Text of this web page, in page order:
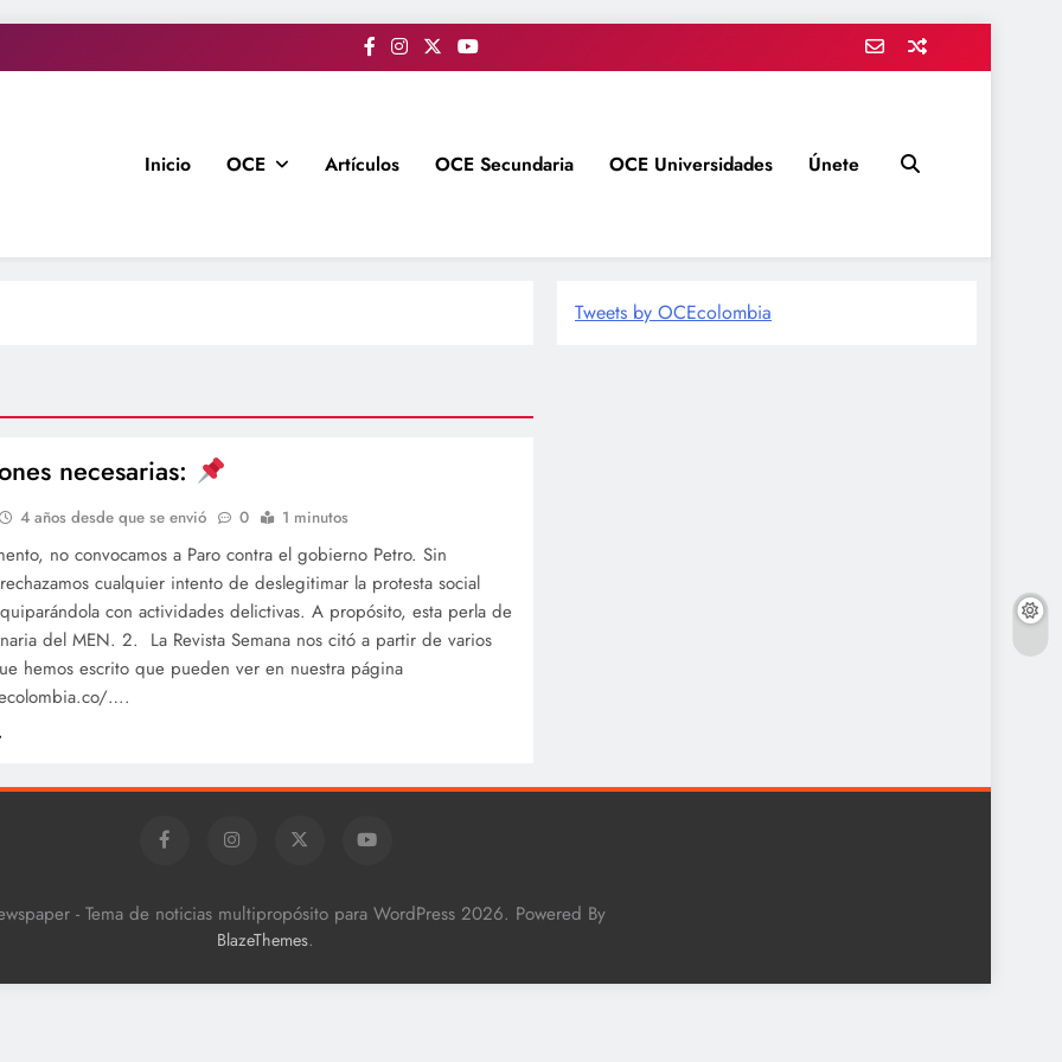
Inicio OCE Artículos OCE Secundaria OCE Universidades Únete
necesarias:
4 años desde que se envió 0 1 minutos
no convocamos a Paro contra el gobierno Petro. Sin
cualquier intento de deslegitimar la protesta social
con actividades delictivas. A propósito, esta perla de
del MEN. 2. La Revista Semana nos citó a partir de varios
hemos escrito que pueden ver en nuestra página
….
Tweets by OCEcolombia
- Tema de noticias multipropósito para WordPress 2026. Powered By
BlazeThemes.